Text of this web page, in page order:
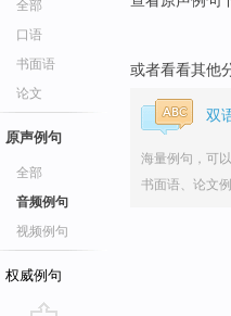
全部
口语
书面语
论文
原声例句
全部
音频例句
视频例句
权威例句
或者看看其他
双
海量例句，可
书面语、论文例